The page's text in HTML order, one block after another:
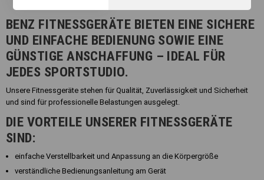
zum Anzeigen relevanter
Inhalte. Durch Klicken auf
"Alles erlauben" stimmen Sie
dem Einsatz von Cookies und
ähnlichen Technologien zu
den vorgenannten Zwecken
„Einstellungen“ können Sie
eine individuelle Auswahl
treffen und erteilte
Einwilligungen jederzeit für
Nähere Informationen,
insbesondere zu
Einstellungs- und
BENZ FITNESSGERÄTE BIETEN EINE SICHERE
UND EINFACHE BEDIENUNG SOWIE EINE
GÜNSTIGE ANSCHAFFUNG – IDEAL FÜR
JEDES SPORTSTUDIO.
Unsere Fitnessgeräte stehen für Qualität, Zuverlässigkeit und Sicherheit
und sind für professionelle Belastungen ausgelegt.
DIE VORTEILE UNSERER FITNESSGERÄTE
SIND:
einfache Verstellbarkeit und Anpassung an die Körpergröße
verständliche Bedienungsanleitung am Gerät